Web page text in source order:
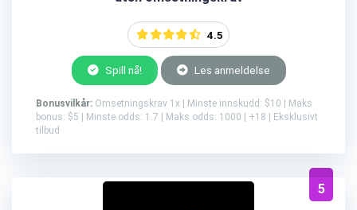
4.5
Spill nå! Les anmeldelse
Bonusvilkår: Omsetningskrav 1x | Minste innskudd: $10 | Maks
bonus: $5 | Minste odds: 1.7 | Maks odds: 1000 | +18 | Eksklusivt
tilbud
5